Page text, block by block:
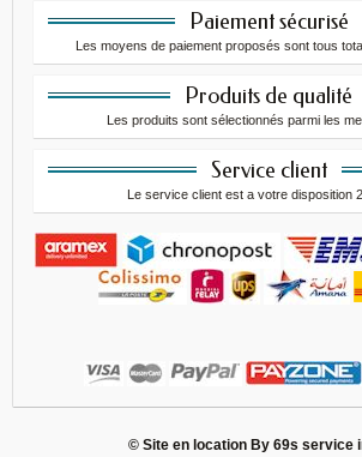
Paiement sécurisé
Les moyens de paiement proposés sont tous
Produits de qualité
Les produits sont sélectionnés parmi les
Service client
Le service client est a votre disposition
© Site en location By 69s service